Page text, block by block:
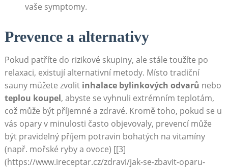
vaše symptomy.
Prevence a alternativy
Pokud patříte do rizikové skupiny, ale stále toužíte po
relaxaci, existují alternativní metody. Místo tradiční
sauny můžete zvolit inhalace bylinkových odvarů nebo
teplou koupel, abyste se vyhnuli extrémním teplotám,
což může být příjemné a zdravé. Kromě toho, pokud se u
vás opary v minulosti často objevovaly, prevencí může
být pravidelný příjem potravin bohatých na vitamíny
(např. mořské ryby a ovoce) [[3]
(https://www.ireceptar.cz/zdravi/jak-se-zbavit-oparu-